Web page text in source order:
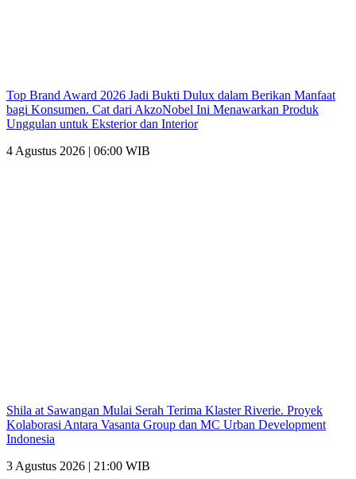
Top Brand Award 2026 Jadi Bukti Dulux dalam Berikan Manfaat
bagi Konsumen. Cat dari AkzoNobel Ini Menawarkan Produk
Unggulan untuk Eksterior dan Interior
4 Agustus 2026 | 06:00 WIB
Shila at Sawangan Mulai Serah Terima Klaster Riverie. Proyek
Kolaborasi Antara Vasanta Group dan MC Urban Development
Indonesia
3 Agustus 2026 | 21:00 WIB